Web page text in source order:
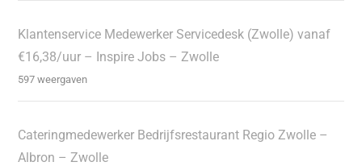
Klantenservice Medewerker Servicedesk (Zwolle) vanaf
€16,38/uur – Inspire Jobs – Zwolle
597 weergaven
Cateringmedewerker Bedrijfsrestaurant Regio Zwolle –
Albron – Zwolle